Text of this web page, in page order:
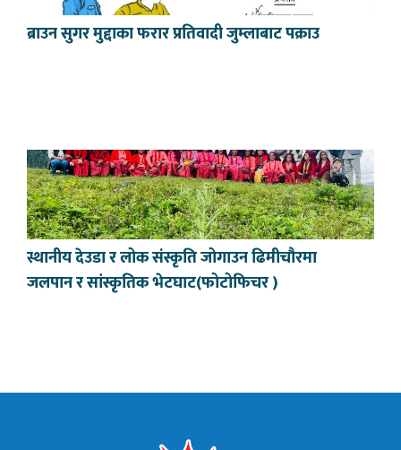
ब्राउन सुगर मुद्दाका फरार प्रतिवादी जुम्लाबाट पक्राउ
स्थानीय देउडा र लोक संस्कृति जोगाउन ढिमीचौरमा
जलपान र सांस्कृतिक भेटघाट(फोटोफिचर )